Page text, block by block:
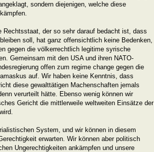
sondern diejenigen, welche diese
Rechtsstaat, der so sehr darauf bedacht ist, dass
soll, hat ganz offensichtlich keine Bedenken,
gegen die völkerrechtlich legitime syrische
Gemeinsam mit den USA und ihren NATO-
offen zum regime change gegen die
auf. Wir haben keine Kenntnis, dass
diese gewalttätigen Machenschaften jemals
verurteilt hätte. Ebenso wenig können wir
Gericht die mittlerweile weltweiten Einsätze der
System, und wir können in diesem
erwarten. Wir können aber politisch
Ungerechtigkeiten ankämpfen und unsere